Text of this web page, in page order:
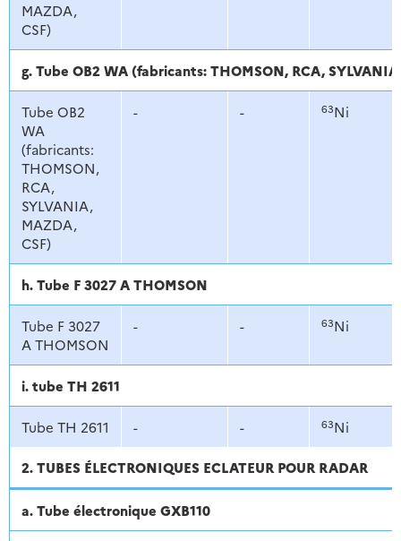
MAZDA,
CSF)
g. Tube OB2 WA (fabricants: THOMSON, RCA,
Tube OB2
WA
(fabricants:
THOMSON,
RCA,
SYLVANIA,
MAZDA,
CSF)
- - 63Ni
h. Tube F 3027 A THOMSON
Tube F 3027
A THOMSON
- - 63Ni
i. tube TH 2611
Tube TH 2611 - - 63Ni
2. TUBES ÉLECTRONIQUES ECLATEUR POUR RADAR
a. Tube électronique GXB110